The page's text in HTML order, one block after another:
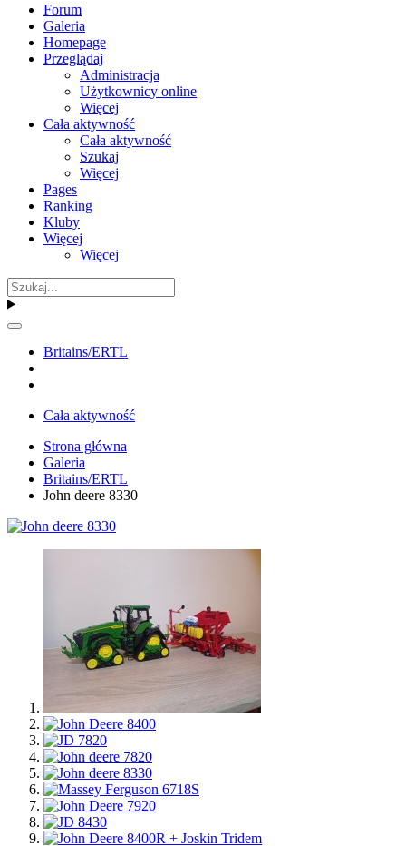
Forum
Galeria
Homepage
Przeglądaj
Administracja
Użytkownicy online
Więcej
Cała aktywność
Cała aktywność
Szukaj
Więcej
Pages
Ranking
Kluby
Więcej
Więcej
Britains/ERTL
Cała aktywność
Strona główna
Galeria
Britains/ERTL
John deere 8330